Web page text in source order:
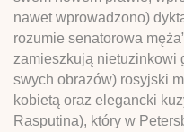
nawet wprowadzono)
rozumie senatorowa
zamieszkują nietuzinkowi
swych obrazów) rosyjski
kobietą oraz elegancki
Rasputina), który w